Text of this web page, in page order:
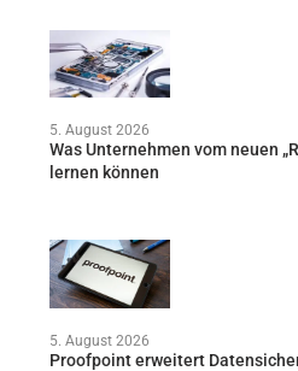
5. August 2026
Was Unternehmen vom neuen
lernen können
5. August 2026
Proofpoint erweitert